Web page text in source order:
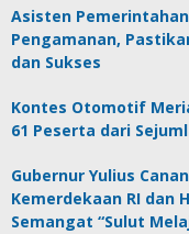
Asisten
Pengamanan,
dan Sukses
Kontes Otomotif
61 Peserta dari
Gubernur Yulius
Kemerdekaan RI dan
Semangat “Sulut